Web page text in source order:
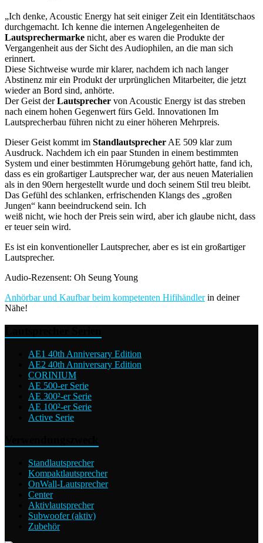
„Ich denke, Acoustic Energy hat seit einiger Zeit ein Identitätschaos
durchgemacht. Ich kenne die internen Angelegenheiten de
Lautsprechermarke nicht, aber es waren die Produkte der
Vergangenheit aus der Sicht des Audiophilen, an die man sich
erinnert.
Diese Sichtweise wurde mir klarer, nachdem ich nach langer
Abstinenz mir ein Produkt der urprünglichen Mitarbeiter, die jetzt
wieder an Bord sind, anhörte.
Der Geist derLautsprecher von Acoustic Energy ist das streben
nach einem hohen Gegenwert fürs Geld. Innovationen Im
Lautsprecherbau führen nicht zu einer höheren Mehrpreis.
Dieser Geist kommt im Standlautsprecher AE 509 klar zum
Ausdruck. Nachdem ich ein paar Stunden in einem bestimmten
System und einer bestimmten Hörumgebung gehört hatte, fand ich,
dass es ein großartiger Lautsprecher war, der aus neuen Materialien
als in den 90ern hergestellt wurde und doch seinem Stil treu bleibt.
Das Gefühl des schlanken, erfrischenden Klangs des „großen
Jungen“ kann beeindruckend sein. Ich
weiß nicht, wie hoch der Preis sein wird, aber ich glaube nicht, dass
er teuer sein wird.
Es ist ein konventioneller Lautsprecher, aber es ist ein großartiger
Lautsprecher.
Audio-Rezensent: Oh Seung Young
Anhörbar und Kaufbar beim kompetenten Hifihändlerin deiner
Nähe!
AE1 40th Anniversary Edition
AE2 40th Anniversary Edition
CORINIUM
AE 500-er Serie
AE 300²-er Serie
AE 100²-er Serie
Active Serie
Standlautsprecher
Kompaktlautsprecher
OnWall-Lautsprecher
Center
Aktivlautsprecher
Subwoofer (aktiv)
Zubehör